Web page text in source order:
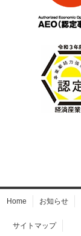
Home お知らせ
サイトマップ